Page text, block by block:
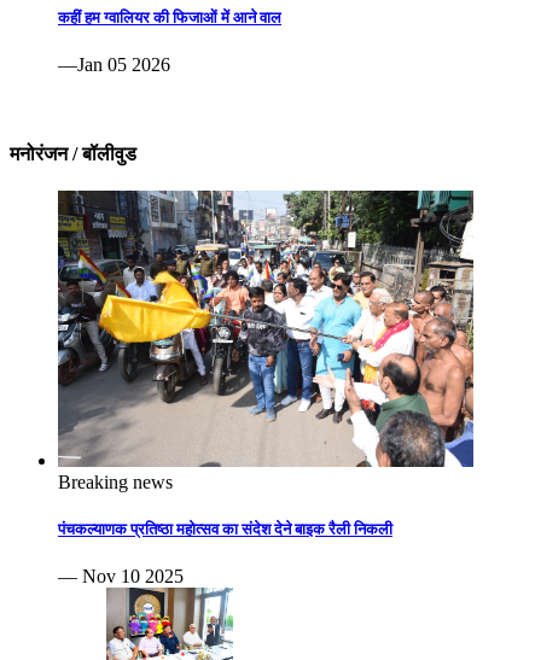
कहीं हम ग्वालियर की फिजाओं में आने वाल
—Jan 05 2026
मनोरंजन / बॉलीवुड
Breaking news
पंचकल्याणक प्रतिष्ठा महोत्सव का संदेश देने बाइक रैली निकली
— Nov 10 2025